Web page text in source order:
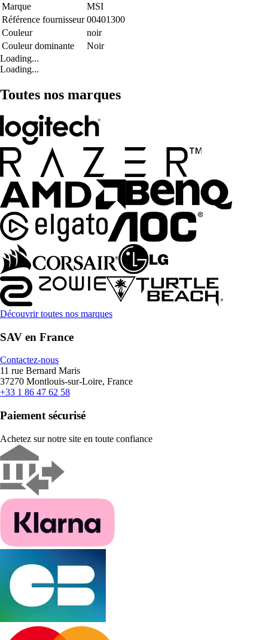
Marque
MSI
Référence fournisseur 00401300
Couleur
noir
Couleur dominante
Noir
Loading...
Loading...
Toutes nos marques
Découvrir toutes nos marques
SAV en France
Contactez-nous
11 rue Bernard Maris
37270 Montlouis-sur-Loire, France
+33 1 86 47 62 58
Paiement sécurisé
Achetez sur notre site en toute confiance